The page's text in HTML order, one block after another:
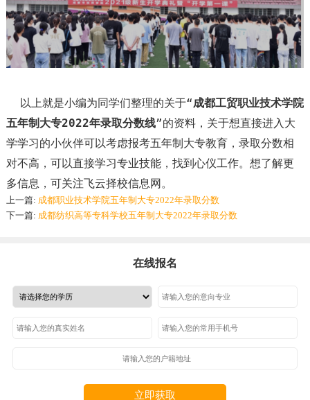
以上就是小编为同学们整理的关于“成都工贸职业技术学院
五年制大专2022年录取分数线”的资料，关于想直接进入大
学学习的小伙伴可以考虑报考五年制大专教育，录取分数相
对不高，可以直接学习专业技能，找到心仪工作。想了解更
多信息，可关注飞云择校信息网。
上一篇: 成都职业技术学院五年制大专2022年录取分数
下一篇: 成都纺织高等专科学校五年制大专2022年录取分数
在线报名
立即获取